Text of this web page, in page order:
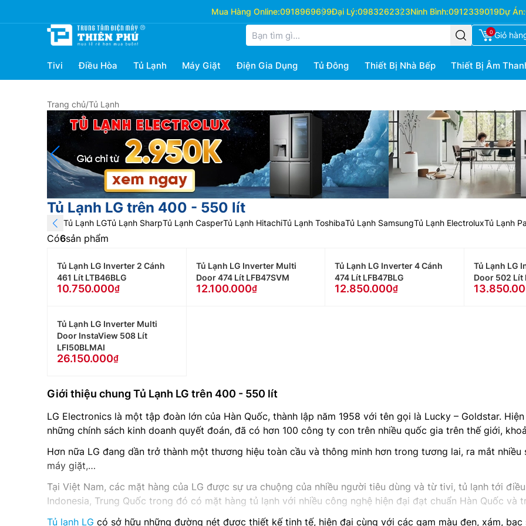
Mua Hàng Online:0918969699Đại Lý:0983262323Ninh Bình:0912339019Dự Án:
0 Giỏ
Tivi Điều Hòa Tủ Lạnh Máy Giặt Điện Gia Dụng Tủ Đông Thiết Bị Nhà Bếp Thiết Bị Âm
Trang chủ/Tủ Lạnh
Tủ Lạnh LG trên 400 - 550 lít
Tủ Lạnh LGTủ Lạnh SharpTủ Lạnh CasperTủ Lạnh HitachiTủ Lạnh ToshibaTủ Lạnh SamsungTủ Lạnh ElectroluxTủ Lạnh
Có6sản phẩm
Tủ Lạnh LG Inverter 2 Cánh
461 Lít LTB46BLG
10.750.000
Tủ Lạnh LG Inverter Multi
Door 474 Lít LFB47SVM
12.100.000
Tủ Lạnh LG Inverter 4 Cánh
474 Lít LFB47BLG
12.850.000
Tủ Lạnh LG
Door 502 Lít
Tủ Lạnh LG Inverter Multi
Door InstaView 508 Lít
LFI50BLMAI
26.150.000
Giới thiệu chung Tủ Lạnh LG trên 400 - 550 lít
LG Electronics là một tập đoàn lớn của Hàn Quốc, thành lập năm 1958 với tên gọi là Lucky – Goldstar.
những chính sách kinh doanh quyết đoán, đã có hơn 100 công ty con trên nhiều quốc gia trên thế giới,
Hơn nữa LG đang dần trở thành một thương hiệu toàn cầu và thông minh hơn trong tương lai, ra mắt
máy giặt,…
Tại Việt Nam, các mặt hàng của LG được sự ưa chuộng của nhiều người tiêu dùng và từ tivi, tủ lạnh tới
Indonesia, Trung Quốc trong đó có mặt hàng tủ lạnh với nhiều công nghệ hiện đại đạt chuẩn Hàn Quốc
Tủ lạnh LG có sở hữu những đường nét được thiết kế tinh tế, hiện đại cùng với các gam màu đen, xám,